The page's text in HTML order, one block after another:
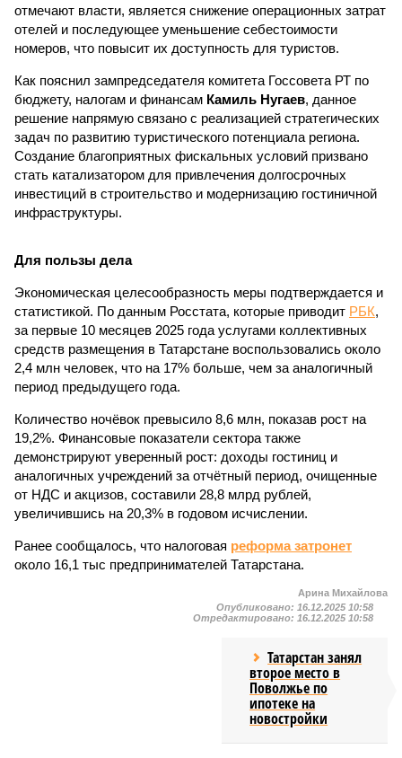
отмечают власти, является снижение операционных затрат
отелей и последующее уменьшение себестоимости
номеров, что повысит их доступность для туристов.
Как пояснил зампредседателя комитета Госсовета РТ по
бюджету, налогам и финансам Камиль Нугаев, данное
решение напрямую связано с реализацией стратегических
задач по развитию туристического потенциала региона.
Создание благоприятных фискальных условий призвано
стать катализатором для привлечения долгосрочных
инвестиций в строительство и модернизацию гостиничной
инфраструктуры.
Для пользы дела
Экономическая целесообразность меры подтверждается и
статистикой. По данным Росстата, которые приводит РБК,
за первые 10 месяцев 2025 года услугами коллективных
средств размещения в Татарстане воспользовались около
2,4 млн человек, что на 17% больше, чем за аналогичный
период предыдущего года.
Количество ночёвок превысило 8,6 млн, показав рост на
19,2%. Финансовые показатели сектора также
демонстрируют уверенный рост: доходы гостиниц и
аналогичных учреждений за отчётный период, очищенные
от НДС и акцизов, составили 28,8 млрд рублей,
увеличившись на 20,3% в годовом исчислении.
Ранее сообщалось, что налоговая реформа затронет
около 16,1 тыс предпринимателей Татарстана.
Арина Михайлова
Опубликовано: 16.12.2025 10:58
Отредактировано: 16.12.2025 10:58
Татарстан занял
второе место в
Поволжье по
ипотеке на
новостройки